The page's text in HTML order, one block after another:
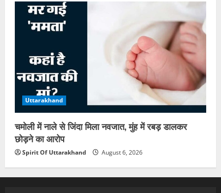
Uttarakhand
चमोली में नाले से जिंदा मिला नवजात, मुंह में रबड़ डालकर
छोड़ने का आरोप
Spirit Of Uttarakhand August 6, 2026